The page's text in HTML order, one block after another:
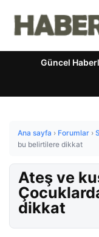
Güncel
Ana sayfa › Forumlar ›
bu belirtilere dikkat
Ateş ve
dikkat